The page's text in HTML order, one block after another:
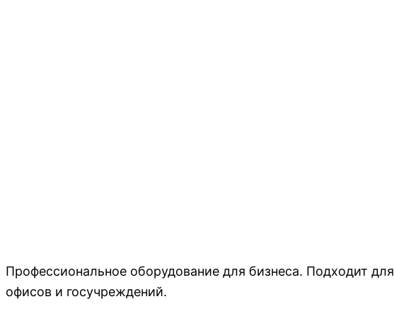
Профессиональное оборудование для бизнеса. Подходит для
офисов и госучреждений.